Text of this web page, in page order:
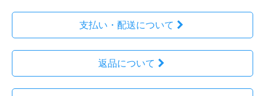
支払い・配送について
返品について